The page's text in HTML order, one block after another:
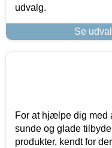
udvalg.
Se
For at hjælpe dig med
sunde og glade
produkter, kendt for